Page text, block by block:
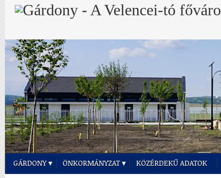
GÁRDONY ÖNKORMÁNYZAT KÖZÉRDEKŰ ADATOK